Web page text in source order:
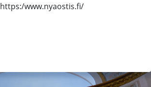
https:/www.nyaostis.fi/